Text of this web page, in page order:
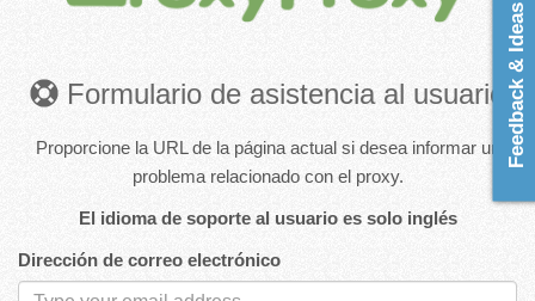
Formulario de asistencia al usuario
Proporcione la URL de la página actual si desea informar un
problema relacionado con el proxy.
El idioma de soporte al usuario es solo inglés
Dirección de correo electrónico
Feedback & Ideas